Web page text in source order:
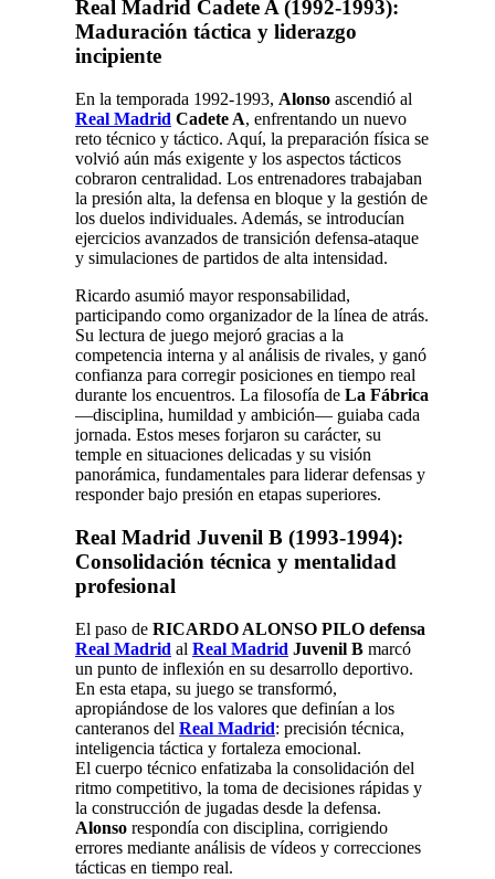
Real Madrid Cadete A (1992-1993):
Maduración táctica y liderazgo
incipiente
En la temporada 1992-1993, Alonso ascendió al
Real Madrid Cadete A, enfrentando un nuevo
reto técnico y táctico. Aquí, la preparación física se
volvió aún más exigente y los aspectos tácticos
cobraron centralidad. Los entrenadores trabajaban
la presión alta, la defensa en bloque y la gestión de
los duelos individuales. Además, se introducían
ejercicios avanzados de transición defensa-ataque
y simulaciones de partidos de alta intensidad.
Ricardo asumió mayor responsabilidad,
participando como organizador de la línea de atrás.
Su lectura de juego mejoró gracias a la
competencia interna y al análisis de rivales, y ganó
confianza para corregir posiciones en tiempo real
durante los encuentros. La filosofía de La Fábrica
—disciplina, humildad y ambición— guiaba cada
jornada. Estos meses forjaron su carácter, su
temple en situaciones delicadas y su visión
panorámica, fundamentales para liderar defensas y
responder bajo presión en etapas superiores.
Real Madrid Juvenil B (1993-1994):
Consolidación técnica y mentalidad
profesional
El paso de RICARDO ALONSO PILO defensa
Real Madrid al Real Madrid Juvenil B marcó
un punto de inflexión en su desarrollo deportivo.
En esta etapa, su juego se transformó,
apropiándose de los valores que definían a los
canteranos del Real Madrid: precisión técnica,
inteligencia táctica y fortaleza emocional.
El cuerpo técnico enfatizaba la consolidación del
ritmo competitivo, la toma de decisiones rápidas y
la construcción de jugadas desde la defensa.
Alonso respondía con disciplina, corrigiendo
errores mediante análisis de vídeos y correcciones
tácticas en tiempo real.